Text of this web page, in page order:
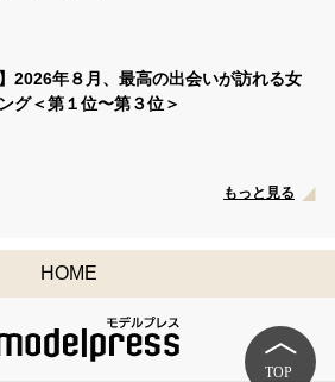
】2026年８月、最高の出会いが訪れる女
グ＜第１位〜第３位＞
もっと見る
HOME